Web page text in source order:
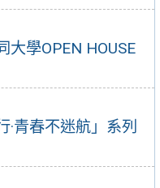
學OPEN HOUSE
青春不迷航」系列